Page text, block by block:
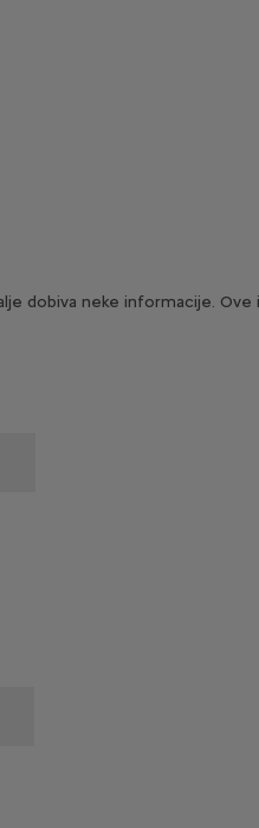
dobiva neke informacije.